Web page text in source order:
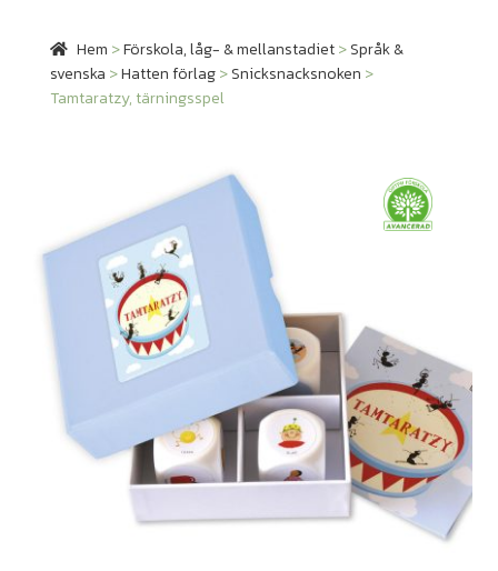
Hem >Förskola, låg- & mellanstadiet>Språk &
svenska >Hatten förlag>Snicksnacksnoken >
Tamtaratzy, tärningsspel